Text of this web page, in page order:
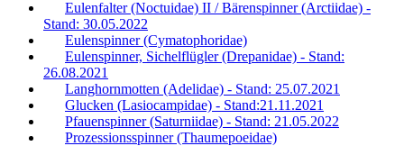
Eulenfalter (Noctuidae) II / Bärenspinner (Arctiidae) -
Stand: 30.05.2022
Eulenspinner (Cymatophoridae)
Eulenspinner, Sichelflügler (Drepanidae) - Stand:
26.08.2021
Langhornmotten (Adelidae) - Stand: 25.07.2021
Glucken (Lasiocampidae) - Stand:21.11.2021
Pfauenspinner (Saturniidae) - Stand: 21.05.2022
Prozessionsspinner (Thaumepoeidae)